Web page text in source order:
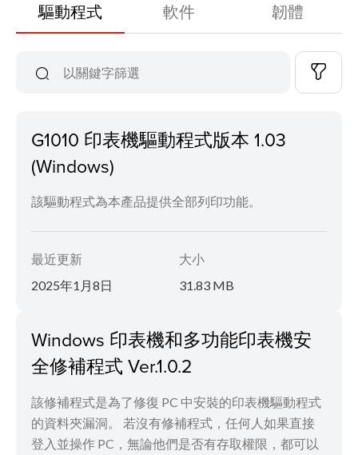
驅動程式 軟件 韌體
G1010 印表機驅動程式版本 1.03
(Windows)
該驅動程式為本產品提供全部列印功能。
最近更新
2025年1月8日
大小
31.83 MB
Windows 印表機和多功能印表機安
全修補程式 Ver.1.0.2
該修補程式是為了修復 PC 中安裝的印表機驅動程式
的資料夾漏洞。 若沒有修補程式，任何人如果直接
登入並操作 PC，無論他們是否有存取權限，都可以